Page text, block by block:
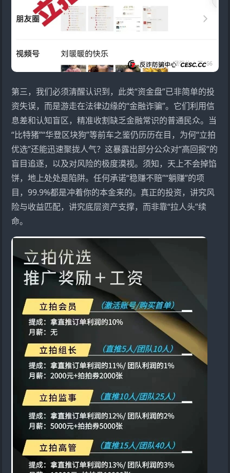
第三，我们必须清醒认识到，此类“资金盘”已非简单的投
资失误，而是游走在法律边缘的“金融诈骗”。它们利用信
息差和认知盲区，精准收割缺乏金融常识的普通民众。当
“比特猪”“华登区块狗”等前车之鉴仍历历在目，为何“立拍
优选”还能迅速聚拢人气？这暴露出部分公众对“高回报”的
盲目追逐，以及对风险的极度漠视。须知，天上不会掉馅
饼，地上处处是陷阱。任何承诺“稳赚不赔”“躺赚”的项
目，99.9%都是冲着你的本金来的。真正的投资，讲究风
险与收益匹配，讲究底层资产支撑，而非靠“拉人头”续
命。